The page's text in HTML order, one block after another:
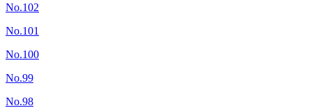
No.102
No.101
No.100
No.99
No.98